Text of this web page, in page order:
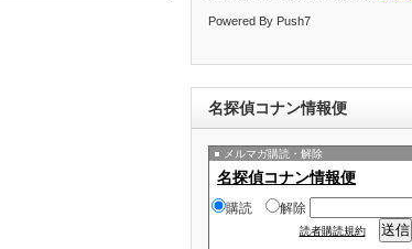
Powered By Push7
名探偵コナン情報便
メルマガ購読・解除
名探偵コナン情報便
購読 解除
読者購読規約